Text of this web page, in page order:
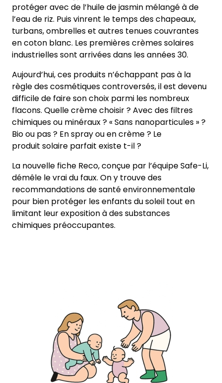
protéger avec de l’huile de jasmin mélangé à de
l’eau de riz. Puis vinrent le temps des chapeaux,
turbans, ombrelles et autres tenues couvrantes
en coton blanc. Les premières crèmes solaires
industrielles sont arrivées dans les années 30.
Aujourd’hui, ces produits n’échappant pas à la
règle des cosmétiques controversés, il est devenu
difficile de faire son choix parmi les nombreux
flacons. Quelle crème choisir ? Avec des filtres
chimiques ou minéraux ? « Sans nanoparticules » ?
Bio ou pas ? En spray ou en crème ? Le
produit solaire parfait existe t-il ?
La nouvelle fiche Reco, conçue par l’équipe Safe-Li,
démêle le vrai du faux. On y trouve des
recommandations de santé environnementale
pour bien protéger les enfants du soleil tout en
limitant leur exposition à des substances
chimiques préoccupantes.